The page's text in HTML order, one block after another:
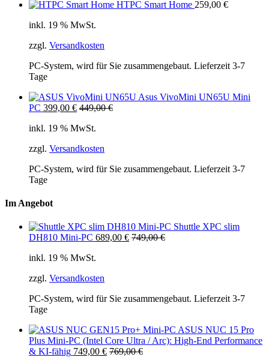
HTPC Smart Home 259,00 €
inkl. 19 % MwSt.
zzgl. Versandkosten
PC-System, wird für Sie zusammengebaut. Lieferzeit 3-7
Tage
Asus VivoMini UN65U Mini
PC 399,00 € 449,00€
inkl. 19 % MwSt.
zzgl. Versandkosten
PC-System, wird für Sie zusammengebaut. Lieferzeit 3-7
Tage
Im Angebot
Shuttle XPC slim
DH810 Mini-PC 689,00 € 749,00€
inkl. 19 % MwSt.
zzgl. Versandkosten
PC-System, wird für Sie zusammengebaut. Lieferzeit 3-7
Tage
ASUS NUC 15 Pro
Plus Mini-PC (Intel Core Ultra / Arc): High-End Performance
& KI-fähig 749,00 € 769,00€